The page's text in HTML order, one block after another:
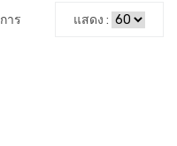
าร แสดง :